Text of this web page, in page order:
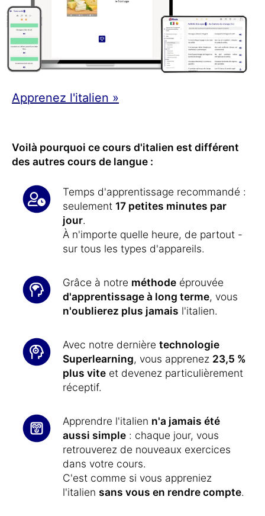
Apprenez l'italien »
Voilà pourquoi ce cours d'italien est différent
des autres cours de langue :
Temps d'apprentissage recommandé :
seulement 17 petites minutes par
jour.
À n'importe quelle heure, de partout -
sur tous les types d'appareils.
Grâce à notre méthode éprouvée
d'apprentissage à long terme, vous
n'oublierez plus jamais l'italien.
Avec notre dernière technologie
Superlearning, vous apprenez 23,5 %
plus vite et devenez particulièrement
réceptif.
Apprendre l'italien n'a jamais été
aussi simple : chaque jour, vous
retrouverez de nouveaux exercices
dans votre cours.
C'est comme si vous appreniez
l'italien sans vous en rendre compte.